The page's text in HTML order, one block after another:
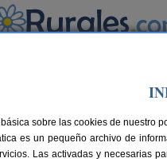
> Monte
Bolíbar / Ziortza (Vizcaya)
sobre las cookies de nuestro
es un pequeño archivo de
Las activadas y necesarias